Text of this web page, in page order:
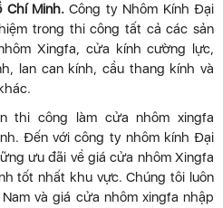
Chí Minh.Công ty Nhôm Kính Đại
trong thi công tất cả các sản
Xingfa, cửa kính cường lực,
lan can kính, cầu thang kính và
thi công làm cửa nhôm xingfa
Đến với công ty nhôm kính Đại
ưu đãi về giá cửa nhôm Xingfa
tốt nhất khu vực. Chúng tôi luôn
và giá cửa nhôm xingfa nhập